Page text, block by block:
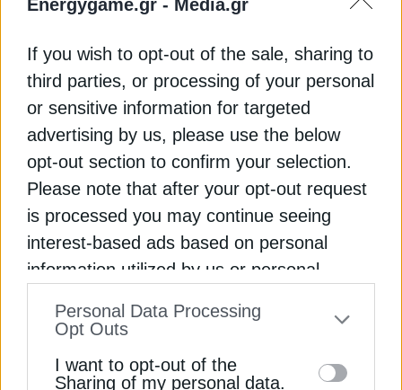
Energygame.gr - Media.gr
If you wish to opt-out of the sale, sharing to
third parties, or processing of your personal
or sensitive information for targeted
advertising by us, please use the below
opt-out section to confirm your selection.
Please note that after your opt-out request
is processed you may continue seeing
interest-based ads based on personal
information utilized by us or personal
to your opt-out. You may separately opt-out
information by third parties on the IAB’s list
Personal Data Processing
Opt Outs
I want to opt-out of the
Sharing of my personal data.
ανάπτυξη περίπου 10 GW που είτε διαθέτουν
πυλών» της ΑΕΠΟ.
Γιατί δεν αρκούν οι μεταβατικές
διατάξεις
Σύμφωνα με την ΕΛΕΤΑΕΝ, είναι λάθος να
θεωρείται ότι η πλειονότητα των έργων αυτών θα
υλοποιηθεί, καθώς ο «συντελεστής επιτυχίας» είναι
πολύ μικρός. Κατά συνέπεια, η πραγματική
δεξαμενή των έργων που διασώζονται μέσω των
μεταβατικών διατάξεων είναι περιορισμένη και σε
καμία περίπτωση δεν επαρκεί για να υποστηρίξει
Επομένως είναι κρίσιμο να υπάρχει μια «δεξαμενή»